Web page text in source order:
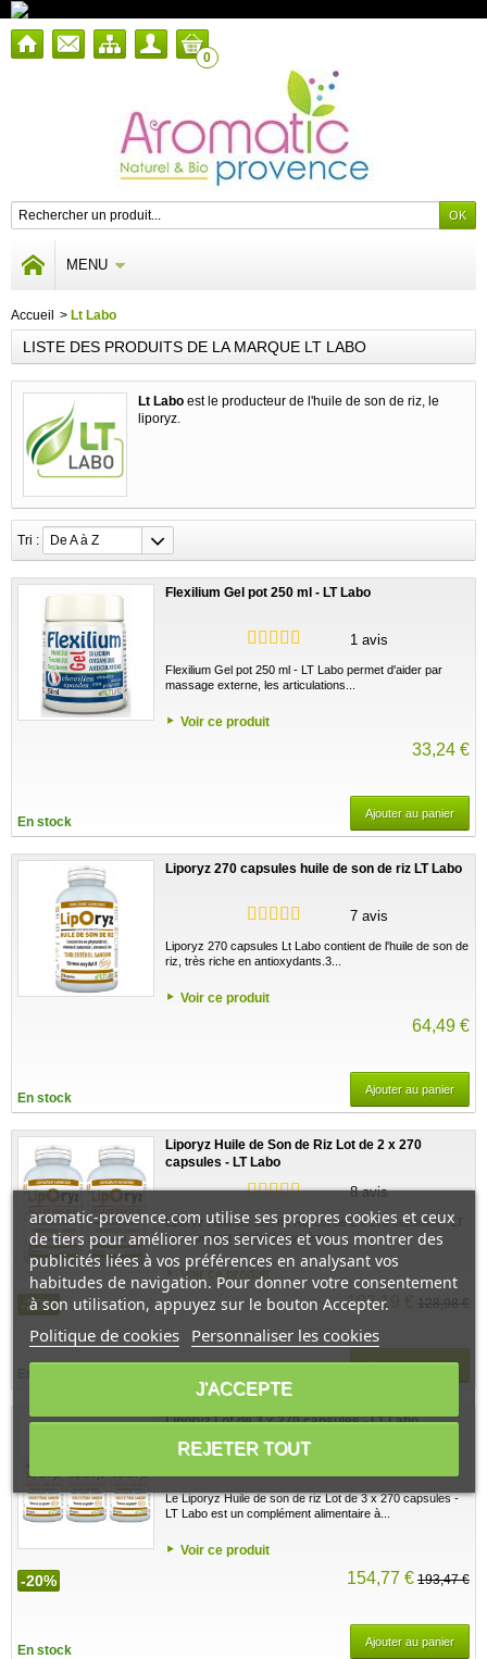
0
MENU
Accueil > Lt Labo
LISTE DES PRODUITS DE LA MARQUE LT LABO
Lt Labo est le producteur de l'huile de son de riz, le
liporyz.
Tri : De A à Z
Flexilium Gel pot 250 ml - LT Labo
1 avis
Flexilium Gel pot 250 ml - LT Labo permet d'aider par
massage externe, les articulations...
Voir ce produit
33,24 €
En stock
Ajouter au panier
Liporyz 270 capsules huile de son de riz LT Labo
7 avis
Liporyz 270 capsules Lt Labo contient de l'huile de son de
riz, très riche en antioxydants.3...
Voir ce produit
64,49 €
En stock
Ajouter au panier
Liporyz Huile de Son de Riz Lot de 2 x 270
capsules - LT Labo
8 avis
Liporyz Huile de Son de Riz Lot de 2 x 270 capsules - LT
Labo permet d'aider le système...
Voir ce produit
-20% 103,19 € 128,98 €
Ajouter au panier
Liporyz Lot de 3 x 270 capsules - LT Labo
Le Liporyz Huile de son de riz Lot de 3 x 270 capsules -
LT Labo est un complément alimentaire à...
Voir ce produit
-20% 154,77 € 193,47 €
En stock
Ajouter au panier
aromatic-provence.com utilise ses propres cookies et ceux
de tiers pour améliorer nos services et vous montrer des
publicités liées à vos préférences en analysant vos
habitudes de navigation. Pour donner votre consentement
à son utilisation, appuyez sur le bouton Accepter.
Politique de cookies Personnaliser les cookies
REJETER TOUT
J'ACCEPTE